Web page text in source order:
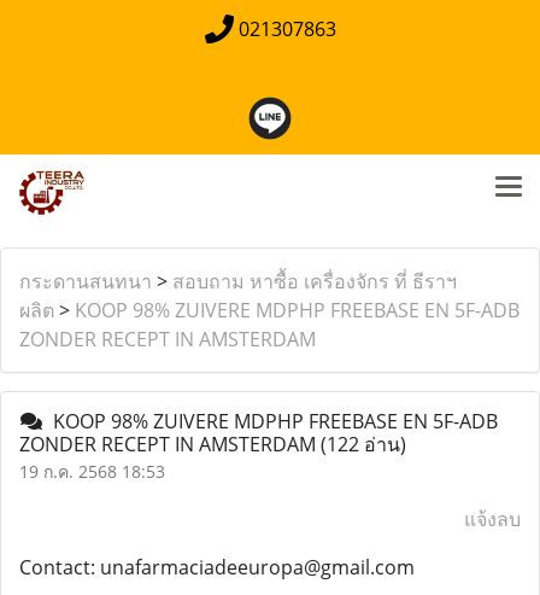
021307863
กระดานสนทนา > สอบถาม หาซื้อ เครื่องจักร ที่ ธีราฯ
ผลิต > KOOP 98% ZUIVERE MDPHP FREEBASE EN 5F-ADB
ZONDER RECEPT IN AMSTERDAM
KOOP 98% ZUIVERE MDPHP FREEBASE EN 5F-ADB
ZONDER RECEPT IN AMSTERDAM (122 อ่าน)
19 ก.ค. 2568 18:53
แจ้งลบ
Contact: unafarmaciadeeuropa@gmail.com